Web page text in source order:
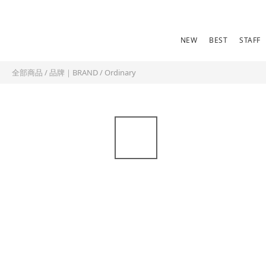
NEW BEST STAFF
全部商品 /品牌｜BRAND/ Ordinary